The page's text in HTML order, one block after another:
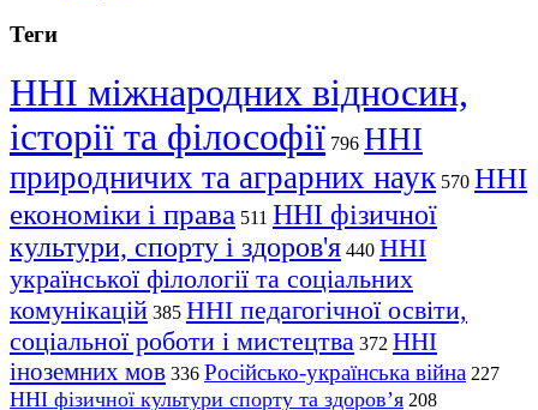
Теги
ННІ міжнародних відносин,
історії та філософії 796 ННІ
природничих та аграрних наук 570 ННІ
економіки і права 511 ННІ фізичної
культури, спорту і здоров'я 440 ННІ
української філології та соціальних
комунікацій 385 ННІ педагогічної освіти,
соціальної роботи і мистецтва 372 ННІ
іноземних мов 336 Російсько-українська війна 227
ННІ фізичної культури спорту та здоров’я 208